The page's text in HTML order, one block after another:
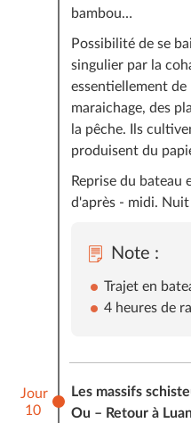
bambou…
Possibilité de se
singulier par la
essentiellement de
maraichage, des
la pêche. Ils
produisent du
Reprise du
d'après - midi. Nuit
Note :
Trajet en
4 heures de
Jour
10
Les massifs
Ou – Retour à